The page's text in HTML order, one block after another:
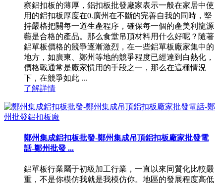
察鋁扣板的薄厚，鋁扣板批發廠家表示一般在家居中使
用的鋁扣板厚度在0.廣州在不斷的完善自我的同時，堅
持嚴格把關每一道生產程序，確保每一個的產美利龍源
藝是合格的產品。那么食堂吊頂材料用什么好呢？隨著
鋁單板價格的競爭逐漸激烈，在一些鋁單板廠家集中的
地方，如廣東、鄭州等地的競爭程度已經達到白熱化，
價格戰通常是廠家慣用的手段之一，那么在這種情況
下，在競爭如此 ...
了解詳情
鄭州集成鋁扣板批發-鄭州集成吊頂鋁扣板廠家批發電
話-鄭州批發 ...
鋁單板行業屬于初級加工行業，一直以來同質化比較嚴
重，不是你模仿我就是我模仿你。地區的發展程度高低